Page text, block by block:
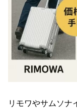
リモワやサムソナ